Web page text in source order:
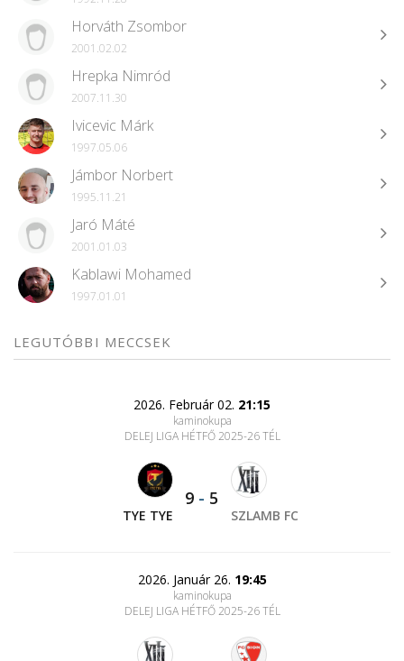
Horváth Zsombor
2001.02.02
Hrepka Nimród
2007.11.30
Ivicevic Márk
1997.05.06
Jámbor Norbert
1995.11.21
Jaró Máté
2001.01.03
Kablawi Mohamed
1997.01.01
LEGUTÓBBI MECCSEK
2026. Február 02. 21:15
kaminokupa
DELEJ LIGA HÉTFŐ 2025-26 TÉL
TYE TYE
9 - 5
SZLAMB FC
2026. Január 26. 19:45
kaminokupa
DELEJ LIGA HÉTFŐ 2025-26 TÉL